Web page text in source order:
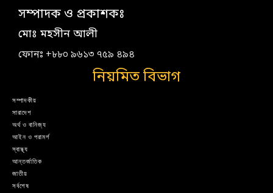
সম্পাদক ও প্রকাশকঃ
মোঃ মহসীন আলী
ফোনঃ +৮৮০ ৯৬১৩ ৭৫৯ ৪৯৪
নিয়মিত বিভাগ
সম্পাদকীয়
সারাদেশ
অর্থ ও বানিজ্য
আইন ও পরামর্শ
স্বাস্থ্য
আন্তর্জাতিক
জাতীয়
সর্বশেষ